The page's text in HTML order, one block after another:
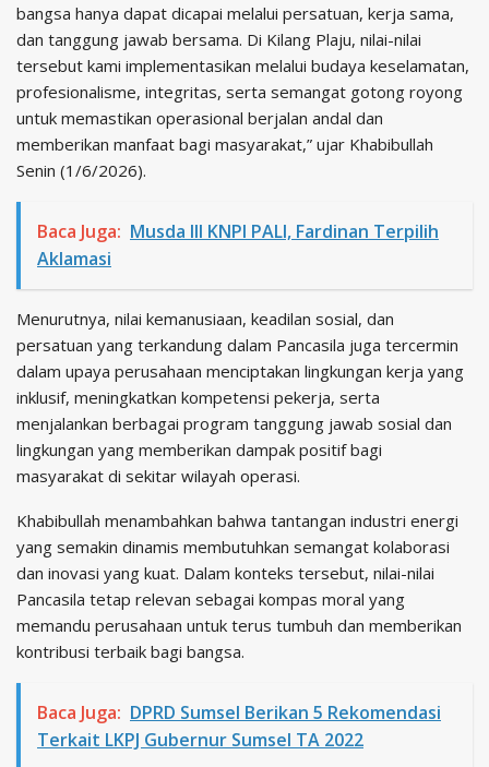
bangsa hanya dapat dicapai melalui persatuan, kerja sama,
dan tanggung jawab bersama. Di Kilang Plaju, nilai-nilai
tersebut kami implementasikan melalui budaya keselamatan,
profesionalisme, integritas, serta semangat gotong royong
untuk memastikan operasional berjalan andal dan
memberikan manfaat bagi masyarakat,” ujar Khabibullah
Senin (1/6/2026).
Baca Juga: Musda III KNPI PALI, Fardinan Terpilih
Aklamasi
Menurutnya, nilai kemanusiaan, keadilan sosial, dan
persatuan yang terkandung dalam Pancasila juga tercermin
dalam upaya perusahaan menciptakan lingkungan kerja yang
inklusif, meningkatkan kompetensi pekerja, serta
menjalankan berbagai program tanggung jawab sosial dan
lingkungan yang memberikan dampak positif bagi
masyarakat di sekitar wilayah operasi.
Khabibullah menambahkan bahwa tantangan industri energi
yang semakin dinamis membutuhkan semangat kolaborasi
dan inovasi yang kuat. Dalam konteks tersebut, nilai-nilai
Pancasila tetap relevan sebagai kompas moral yang
memandu perusahaan untuk terus tumbuh dan memberikan
kontribusi terbaik bagi bangsa.
Baca Juga: DPRD Sumsel Berikan 5 Rekomendasi
Terkait LKPJ Gubernur Sumsel TA 2022